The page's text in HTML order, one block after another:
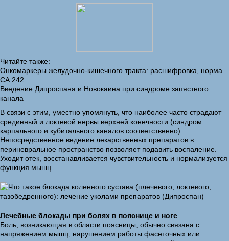
Читайте также:
Онкомаркеры желудочно-кишечного тракта: расшифровка, норма
СА 242
Введение Дипроспана и Новокаина при синдроме запястного
канала
В связи с этим, уместно упомянуть, что наиболее часто страдают
срединный и локтевой нервы верхней конечности (синдром
карпального и кубитального каналов соответственно).
Непосредственное ведение лекарственных препаратов в
периневральное пространство позволяет подавить воспаление.
Уходит отек, восстанавливается чувствительность и нормализуется
функция мышц.
Лечебные блокады при болях в пояснице и ноге
Боль, возникающая в области поясницы, обычно связана с
напряжением мышц, нарушением работы фасеточных или